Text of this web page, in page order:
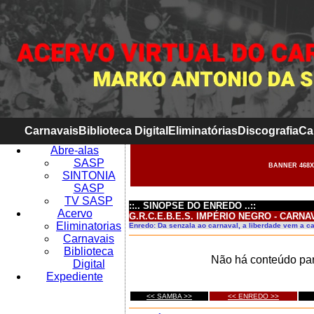
CarnavaisBiblioteca Digital EliminatóriasDiscografia
Abre-alas
SASP
SINTONIA
SASP
TV SASP
Acervo
Eliminatorias
Carnavais
Biblioteca
Digital
Expediente
BANNER
::.. SINOPSE DO ENREDO ..::
G.R.C.E.B.E.S. IMPÉRIO NEGRO -
Enredo: Da senzala ao carnaval, a liberdade vem a
Não há conteúdo
<< SAMBA >> << ENREDO >>